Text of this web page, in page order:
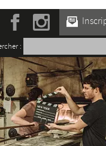
Accueil
Actualités
L’association
du film
Mellionnec
Projections
: